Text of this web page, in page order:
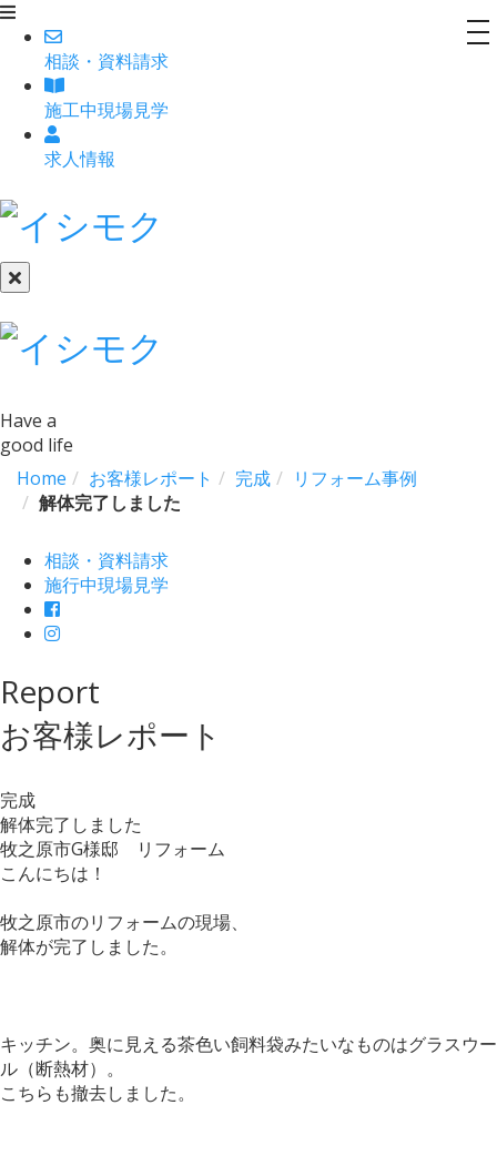
相談 ・ 資料請求
施工中現場見学
求人情報
Have a
good life
Home
お客様レポート 完成
リフォーム事例
解体完了しました
相談・資料請求
施行中現場見学
Report
お客様レポート
完成
解体完了しました
牧之原市G様邸 リフォーム
こんにちは！
牧之原市のリフォームの現場、
解体が完了しました。
キッチン。奥に見える茶色い飼料袋みたいなものはグラスウー
ル（断熱材）。
こちらも撤去しました。